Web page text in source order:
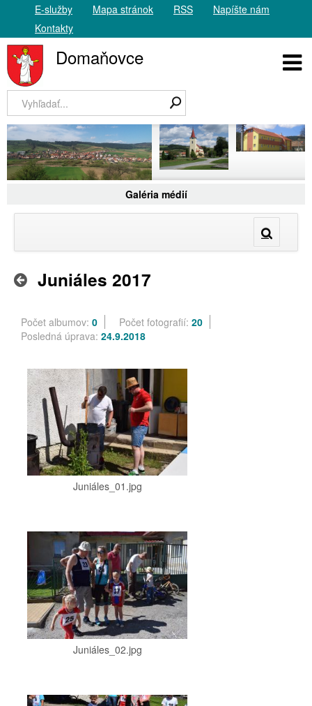
E-služby Mapa stránok RSS
Napíšte nám
Kontakty
Domaňovce
Galéria médií
Juniáles 2017
Počet albumov: 0 Počet fotografií: 20
Posledná úprava: 24.9.2018
Juniáles_01.jpg
Juniáles_02.jpg